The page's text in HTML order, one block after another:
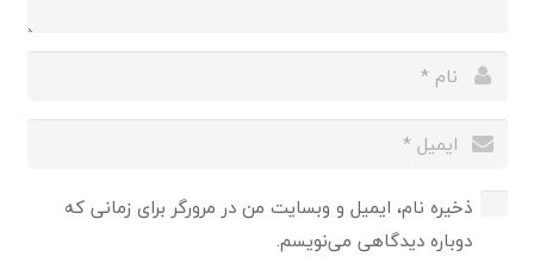
ذخیره نام، ایمیل و وبسایت من در مرورگر برای زمانی که
دوباره دیدگاهی می‌نویسم.